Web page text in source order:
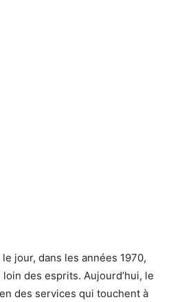
le jour, dans les années 1970,
des esprits. Aujourd’hui, le
des services qui touchent à